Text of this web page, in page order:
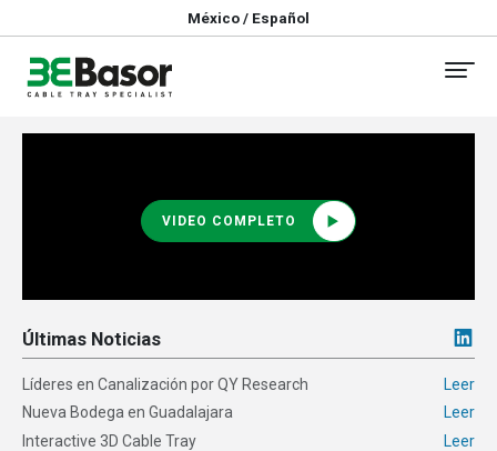
México / Español
VIDEO COMPLETO
Últimas Noticias
Líderes en Canalización por QY Research
Leer
Nueva Bodega en Guadalajara
Leer
Interactive 3D Cable Tray
Leer